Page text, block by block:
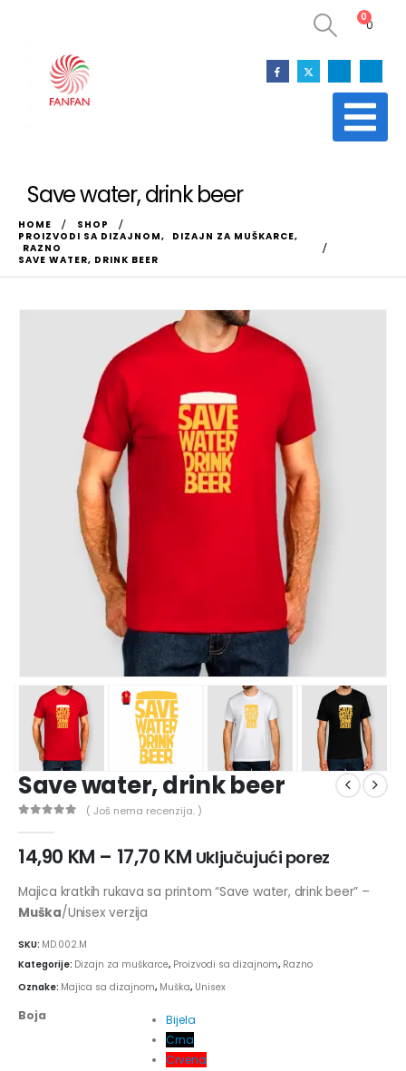
0
0
Save water, drink beer
HOME
SHOP
PROIZVODI SA DIZAJNOM, DIZAJN ZA MUŠKARCE,
RAZNO
SAVE WATER, DRINK BEER
Save water, drink beer
( Još nema recenzija. )
14,90 KM – 17,70 KM Uključujući porez
Majica kratkih rukava sa printom “Save water, drink beer” –
Muška/Unisex verzija
SKU: MD.002.M
Kategorije: Dizajn za muškarce, Proizvodi sa dizajnom, Razno
Oznake: Majica sa dizajnom, Muška, Unisex
Boja
Bijela
Crna
Crvena